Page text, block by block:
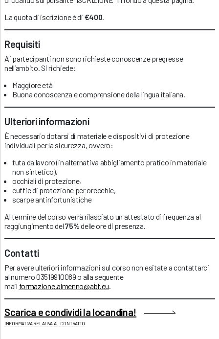
La quota di iscrizione è di €400
Requisiti
Ai partecipanti non sono richieste conoscenze pregresse
nell’ambito. Si richiede:
Maggiore età
Buona conoscenza e comprensione della lingua italiana.
Ulteriori informazioni
È necessario dotarsi di materiale e dispositivi di protezione
individuali per la sicurezza, ovvero:
tuta da lavoro (in alternativa abbigliamento pratico in materiale
non sintetico),
occhiali di protezione,
cuffie di protezione per orecchie,
scarpe antinfortunistiche
Al termine del corso verrà rilasciato un attestato di frequenza al
raggiungimento del75%delle ore di presenza.
Contatti
Per avere ulteriori informazioni sul corso non esitate a contattarci
al numero 03519910089 o alla seguente
mail formazione.almenno@abf.eu
Scarica e condividi la locandina!
INFORMATIVA RELATIVA AL CONTRATTO